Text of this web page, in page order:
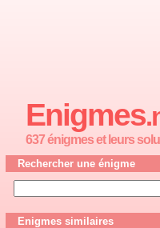
Enigmes
637 énigmes et leurs
Rechercher une énigme
Enigmes similaires